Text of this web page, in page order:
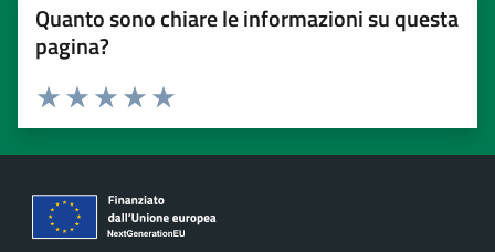
Quanto sono chiare le informazioni su questa
pagina?
Valuta 5 stelle su 5
Valuta 4 stelle su 5
Valuta 3 stelle su 5
Valuta 2 stelle su 5
Valuta 1 stelle su 5